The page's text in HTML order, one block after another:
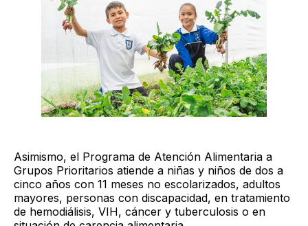
Asimismo, el Programa de Atención Alimentaria a
Grupos Prioritarios atiende a niñas y niños de dos a
cinco años con 11 meses no escolarizados, adultos
mayores, personas con discapacidad, en tratamiento
de hemodiálisis, VIH, cáncer y tuberculosis o en